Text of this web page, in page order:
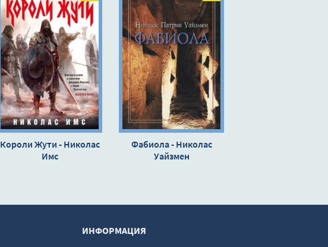
Короли Жути - Николас
Имс
Фабиола - Николас
Уайзмен
ИНФОРМАЦИЯ